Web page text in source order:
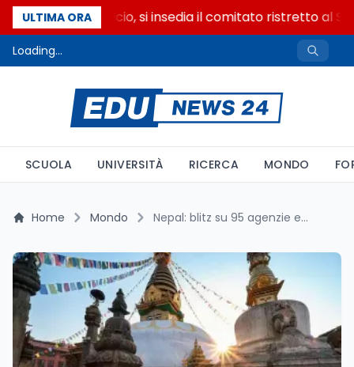
ULTIMA ORA
Riforma del calcio, si insedia il comitato ristretto al
Loading...
SCUOLA UNIVERSITÀ RICERCA MONDO
Home Mondo Nepal: blitz su 95 agenzie educative, ma il sistema e fuori controllo